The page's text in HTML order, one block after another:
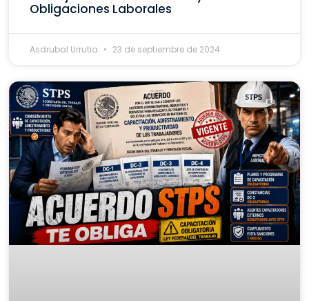
Obligaciones Laborales
Asdrubal Urrutia 23 de septiembre de 2024